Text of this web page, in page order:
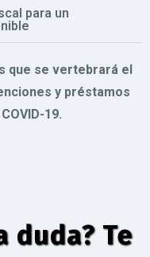
para un
que se vertebrará el
y préstamos
19.
duda? Te